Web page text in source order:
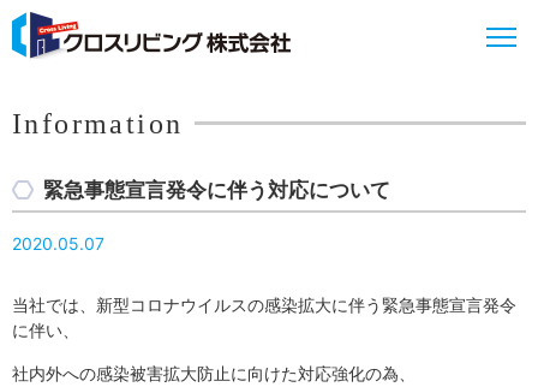
Information
緊急事態宣言発令に伴う対応について
2020.05.07
当社では、新型コロナウイルスの感染拡大に伴う緊急事態宣言発令
に伴い、
社内外への感染被害拡大防止に向けた対応強化の為、